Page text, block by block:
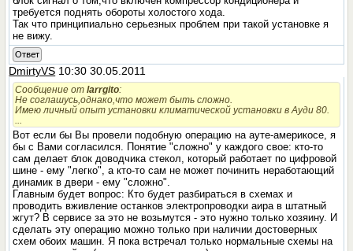
требуется поднять обороты холостого хода.
Так что принципиально серьезных проблем при такой установке я
не вижу.
Ответ
DmirtyVS 10:30 30.05.2011
Сообщение отlarrgito:
Не соглашусь,однако,что может быть сложно.
Имею личный опыт установки климатической установки в Ауди 80.
Вот если бы Вы провели подобную операцию на ауте-америкосе, я
бы с Вами согласился. Понятие "сложно" у каждого свое: кто-то
сам делает блок доводчика стекол, который работает по цифровой
шине - ему "легко", а кто-то сам не может починить неработающий
динамик в двери - ему "сложно".
Главным будет вопрос: Кто будет разбираться в схемах и
проводить вживление останков электропроводки аира в штатный
жгут? В сервисе за это не возьмутся - это нужно только хозяину. И
сделать эту операцию можно только при наличии достоверных
схем обоих машин. Я пока встречал только нормальные схемы на